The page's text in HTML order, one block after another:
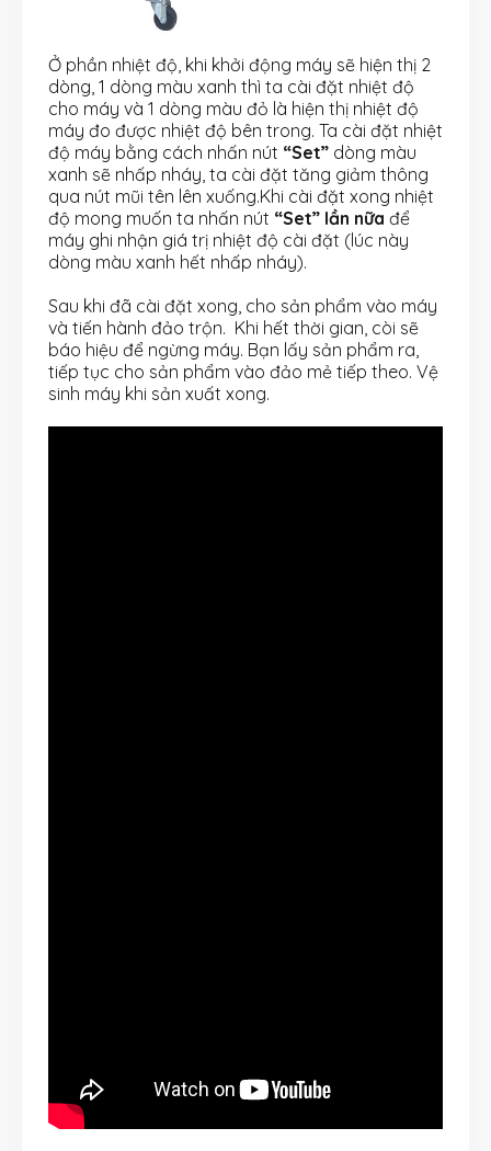
Ở phần nhiệt độ, khi khởi động máy sẽ hiện thị 2
dòng, 1 dòng màu xanh thì ta cài đặt nhiệt độ
cho máy và 1 dòng màu đỏ là hiện thị nhiệt độ
máy đo được nhiệt độ bên trong. Ta cài đặt nhiệt
độ máy bằng cách nhấn nút “Set” dòng màu
xanh sẽ nhấp nháy, ta cài đặt tăng giảm thông
qua nút mũi tên lên xuống.Khi cài đặt xong nhiệt
độ mong muốn ta nhấn nút “Set” lần nữa để
máy ghi nhận giá trị nhiệt độ cài đặt (lúc này
dòng màu xanh hết nhấp nháy).
Sau khi đã cài đặt xong, cho sản phẩm vào máy
và tiến hành đảo trộn. Khi hết thời gian, còi sẽ
báo hiệu để ngừng máy. Bạn lấy sản phẩm ra,
tiếp tục cho sản phẩm vào đảo mẻ tiếp theo. Vệ
sinh máy khi sản xuất xong.